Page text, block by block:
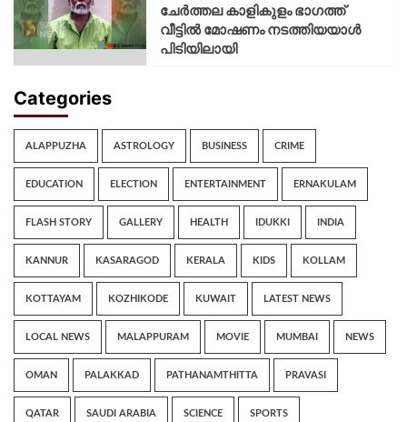
ചേർത്തല കാളികുളം ഭാഗത്ത്
വീട്ടിൽ മോഷണം നടത്തിയയാൾ
പിടിയിലായി
Categories
ALAPPUZHA ASTROLOGY BUSINESS CRIME
EDUCATION ELECTION ENTERTAINMENT ERNAKULAM
FLASH STORY GALLERY HEALTH IDUKKI INDIA
KANNUR KASARAGOD KERALA KIDS KOLLAM
KOTTAYAM KOZHIKODE KUWAIT LATEST NEWS
LOCAL NEWS MALAPPURAM MOVIE MUMBAI NEWS
OMAN PALAKKAD PATHANAMTHITTA PRAVASI
QATAR SAUDI ARABIA SCIENCE SPORTS